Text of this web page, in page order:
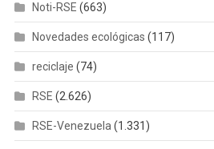
Noti-RSE (663)
Novedades ecológicas (117)
reciclaje (74)
RSE (2.626)
RSE-Venezuela(1.331)